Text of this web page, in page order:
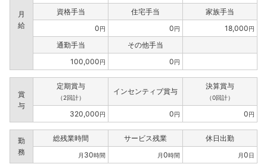
月
給
資格手当 住宅手当
家族手当
0円 0円 18,000円
通勤手当
その他手当
100,000円 0円
賞
与
定期賞与
（2回計）
インセンティブ賞与
決算賞与
（0回計）
320,000円 0円 0円
勤
務
総残業時間 サービス残業 休日出勤
月 30時間 月0時間 月0日